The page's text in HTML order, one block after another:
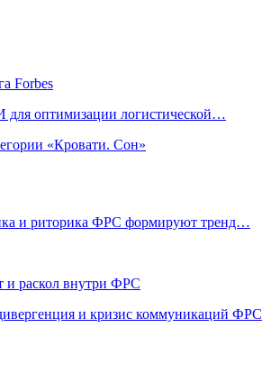
Forbes
для оптимизации логистической…
«Кровати. Сон»
и риторика ФРС формируют тренд…
и раскол внутри ФРС
и кризис коммуникаций ФРС